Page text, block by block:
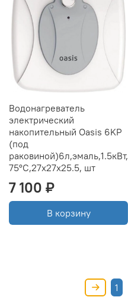
Водонагреватель
электрический
накопительный Oasis 6KP
(под
раковиной)6л,эмаль,1.5кВт,
75°C,27х27х25.5, шт
7 100 ₽
В корзину
1